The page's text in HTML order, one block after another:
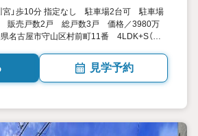
宮」歩10分 指定なし 駐車場2台可 駐車場
販売戸数2戸 総戸数3戸 価格／3980万
名古屋市守山区村前町11番 4LDK+S（納
見学予約